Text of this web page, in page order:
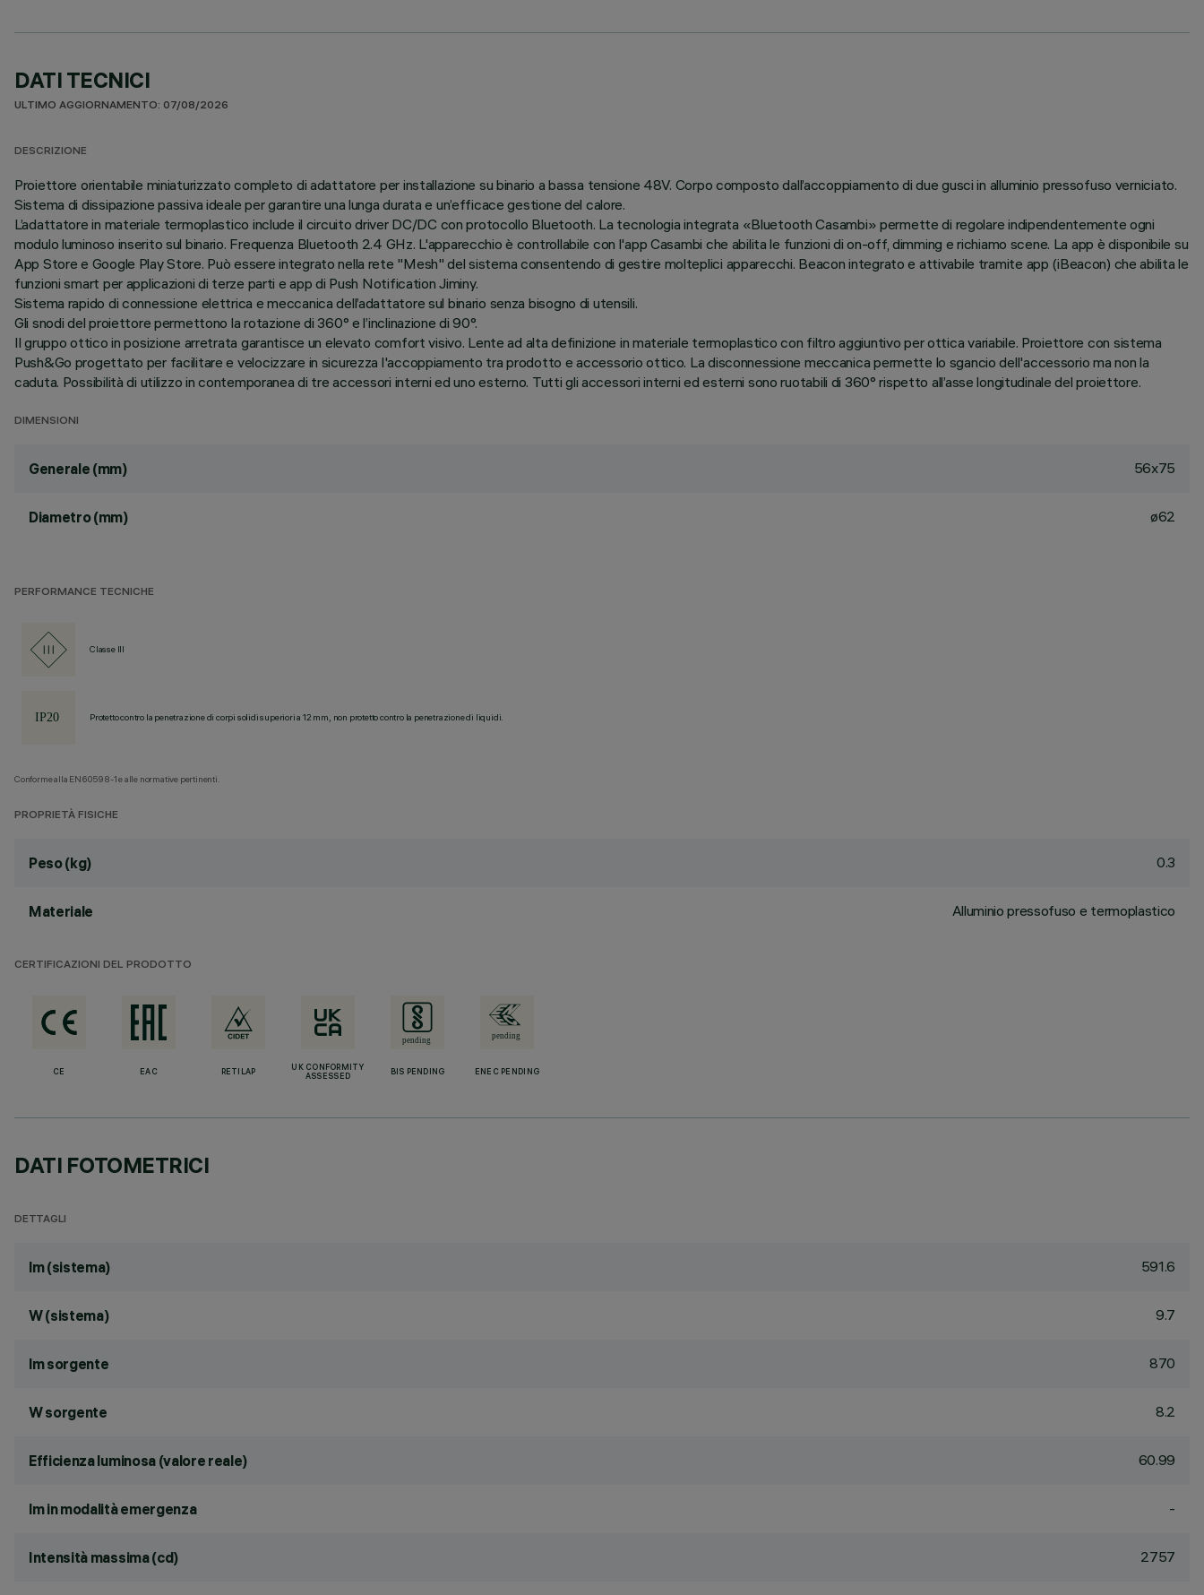
DATI TECNICI
ULTIMO AGGIORNAMENTO: 07/08/2026
DESCRIZIONE
Proiettore orientabile miniaturizzato completo di adattatore per installazione su binario a bassa tensione 48V. Corpo composto dall’accoppiamento di due gusci in alluminio pressofuso verniciato.
Sistema di dissipazione passiva ideale per garantire una lunga durata e un’efficace gestione del calore.
L’adattatore in materiale termoplastico include il circuito driver DC/DC con protocollo Bluetooth. La tecnologia integrata «Bluetooth Casambi» permette di regolare indipendentemente ogni
modulo luminoso inserito sul binario. Frequenza Bluetooth 2.4 GHz. L'apparecchio è controllabile con l'app Casambi che abilita le funzioni di on-off, dimming e richiamo scene. La app è disponibile su
App Store e Google Play Store. Può essere integrato nella rete "Mesh" del sistema consentendo di gestire molteplici apparecchi. Beacon integrato e attivabile tramite app (iBeacon) che abilita le
funzioni smart per applicazioni di terze parti e app di Push Notification Jiminy.
Sistema rapido di connessione elettrica e meccanica dell’adattatore sul binario senza bisogno di utensili.
Gli snodi del proiettore permettono la rotazione di 360° e l’inclinazione di 90°.
Il gruppo ottico in posizione arretrata garantisce un elevato comfort visivo. Lente ad alta definizione in materiale termoplastico con filtro aggiuntivo per ottica variabile. Proiettore con sistema
Push&Go progettato per facilitare e velocizzare in sicurezza l'accoppiamento tra prodotto e accessorio ottico. La disconnessione meccanica permette lo sgancio dell'accessorio ma non la
caduta. Possibilità di utilizzo in contemporanea di tre accessori interni ed uno esterno. Tutti gli accessori interni ed esterni sono ruotabili di 360° rispetto all’asse longitudinale del proiettore.
DIMENSIONI
Generale (mm) 56x75
Diametro (mm) ø62
PERFORMANCE TECNICHE
Classe III
Protetto contro la penetrazione di corpi solidi superiori a 12 mm, non protetto contro la penetrazione di liquidi.
Conforme alla EN60598-1 e alle normative pertinenti.
PROPRIETÀ FISICHE
Peso (kg) 0.3
Materiale Alluminio pressofuso e termoplastico
CERTIFICAZIONI DEL PRODOTTO
CE EAC RETILAP
UK CONFORMITY
ASSESSED
BIS PENDING ENEC PENDING
DATI FOTOMETRICI
DETTAGLI
lm (sistema) 591.6
W (sistema) 9.7
lm sorgente 870
W sorgente 8.2
Efficienza luminosa (valore reale) 60.99
lm in modalità emergenza -
Intensità massima (cd) 2757